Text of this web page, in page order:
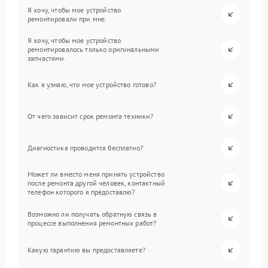
Я хочу, чтобы мое устройство
ремонтировали при мне.
Я хочу, чтобы мое устройство
ремонтировалось только оригинальными
запчастями.
Как я узнаю, что мое устройство готово?
От чего зависит срок ремонта техники?
Диагностика проводится бесплатно?
Может ли вместо меня принять устройство
после ремонта другой человек, контактный
телефон которого я предоставлю?
Возможно ли получать обратную связь в
процессе выполнения ремонтных работ?
Какую гарантию вы предоставляете?